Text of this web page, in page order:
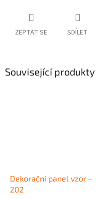
ZEPTAT SE SDÍLET
Související produkty
Dekorační panel vzor -
202